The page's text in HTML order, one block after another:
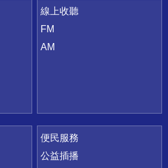
線上收聽
FM
AM
便民服務
公益插播